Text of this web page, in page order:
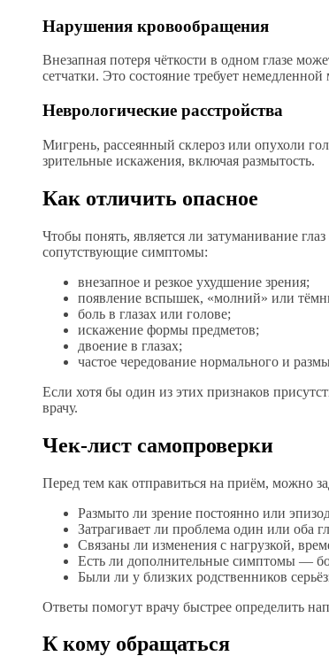
Нарушения кровообращения
Внезапная потеря чёткости в одном глазе
сетчатки. Это состояние требует
Неврологические расстройства
Мигрень, рассеянный склероз или опухоли
зрительные искажения, включая размытость.
Как отличить опасное
Чтобы понять, является ли затуманивание
сопутствующие симптомы:
внезапное и резкое ухудшение зрения;
появление вспышек, «молний» или
боль в глазах или голове;
искажение формы предметов;
двоение в глазах;
частое чередование нормального и
Если хотя бы один из этих признаков
врачу.
Чек-лист самопроверки
Перед тем как отправиться на приём, можно
Размыто ли зрение постоянно или
Затрагивает ли проблема один или оба
Связаны ли изменения с нагрузкой,
Есть ли дополнительные симптомы —
Были ли у близких родственников
Ответы помогут врачу быстрее определить
К кому обращаться